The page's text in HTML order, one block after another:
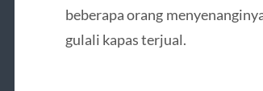
beberapa orang
gulali kapas terjual.